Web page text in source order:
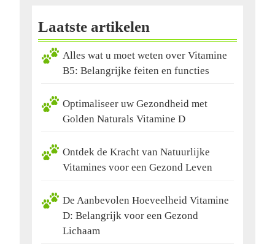
Laatste artikelen
Alles wat u moet weten over Vitamine
B5: Belangrijke feiten en functies
Optimaliseer uw Gezondheid met
Golden Naturals Vitamine D
Ontdek de Kracht van Natuurlijke
Vitamines voor een Gezond Leven
De Aanbevolen Hoeveelheid Vitamine
D: Belangrijk voor een Gezond
Lichaam